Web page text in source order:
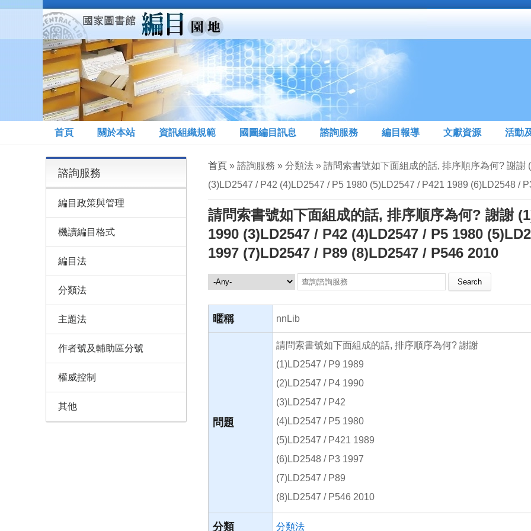
移至主內容
首頁 關於本站 資訊組織規範 國圖編目訊息 諮詢服務 編目報導 文獻資源 活動
您在這裡
首頁» 諮詢服務 » 分類法 » 請問索書號如下面組成的話, 排序順序為何? 謝謝
(3)LD2547 / P42 (4)LD2547 / P5 1980 (5)LD2547 / P421 1989 (6)LD2548 /
請問索書號如下面組成的話, 排序順序為何? 謝謝
1990 (3)LD2547 / P42 (4)LD2547 / P5 1980
1997 (7)LD2547 / P89 (8)LD2547 / P546 2010
諮詢服務 Search this site
暱稱 nnLib
問題
請問索書號如下面組成的話, 排序順序為何? 謝謝
(1)LD2547 / P9 1989
(2)LD2547 / P4 1990
(3)LD2547 / P42
(4)LD2547 / P5 1980
(5)LD2547 / P421 1989
(6)LD2548 / P3 1997
(7)LD2547 / P89
(8)LD2547 / P546 2010
分類 分類法
諮詢服務
編目政策與管理
機讀編目格式
編目法
分類法
主題法
作者號及輔助區分號
權威控制
其他